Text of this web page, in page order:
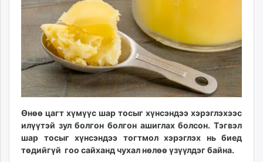
ikon.mn
mnb.mn
Livetv.mn
Eguur.mn
24tsag.mn
shuud.mn
eagle.mn
ergelt.mn
zarig.mn
today.mn
zuv.mn
Өнөө цагт хүмүүс шар тосыг хүнсэндээ хэрэглэхээс
илүүтэй зул болгон болгон ашиглах болсон. Тэгвэл
шар тосыг хүнсэндээ тогтмол хэрэглэх нь биед
төдийгүй гоо сайханд чухал нөлөө үзүүлдэг байна.